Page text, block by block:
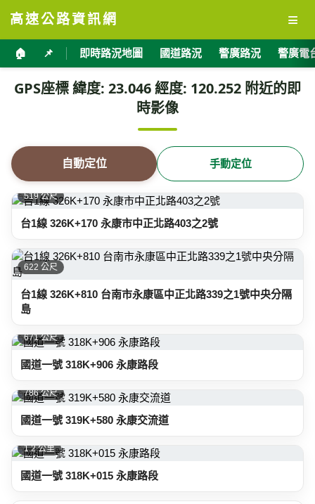
高速公路資訊網 ≡
🏠 📌 即時路況地圖 國道路況 警廣路況 警廣電
GPS座標 緯度: 23.046 經度: 120.252 附近的即
時影像
自動定位 手動定位
519 公尺
台1線 326K+170 永康市中正北路403之2號
622 公尺
台1線 326K+810 台南市永康區中正北路339之1號中央分隔
島
671 公尺
國道一號 318K+906 永康路段
786 公尺
國道一號 319K+580 永康交流道
1.2 公里
國道一號 318K+015 永康路段